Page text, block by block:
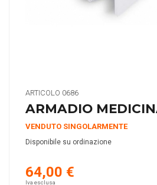
ARTICOLO 0686
ARMADIO
VENDUTO SINGOLARMENTE
Disponibile su ordinazione
64,00 €
Iva esclusa